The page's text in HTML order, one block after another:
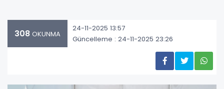
308 OKUNMA
24-11-2025 13:57
Güncelleme : 24-11-2025 23:26